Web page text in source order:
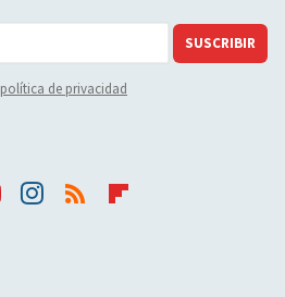
SUSCRIBIR
política de privacidad